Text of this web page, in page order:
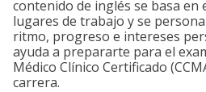
contenido de inglés se basa en
lugares de trabajo y se
ritmo, progreso e intereses
ayuda a prepararte para el
Médico Clínico Certificado
carrera.